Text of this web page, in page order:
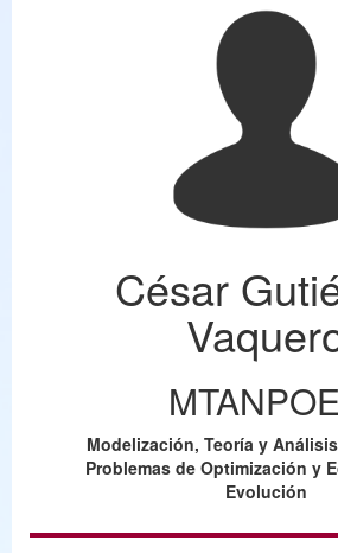
César
Modelización, Teoría y
Problemas de Optimización y
Evolución